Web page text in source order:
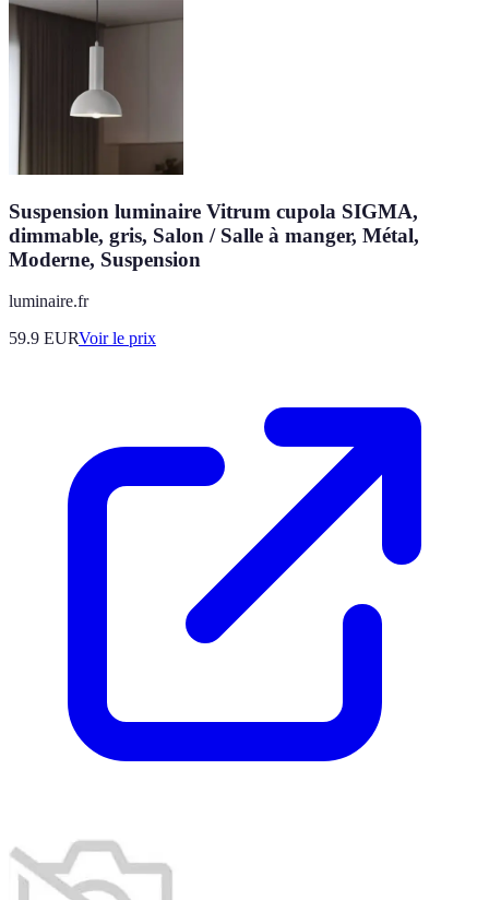
Suspension luminaire Vitrum cupola SIGMA,
dimmable, gris, Salon / Salle à manger, Métal,
Moderne, Suspension
luminaire.fr
59.9 EURVoir le prix